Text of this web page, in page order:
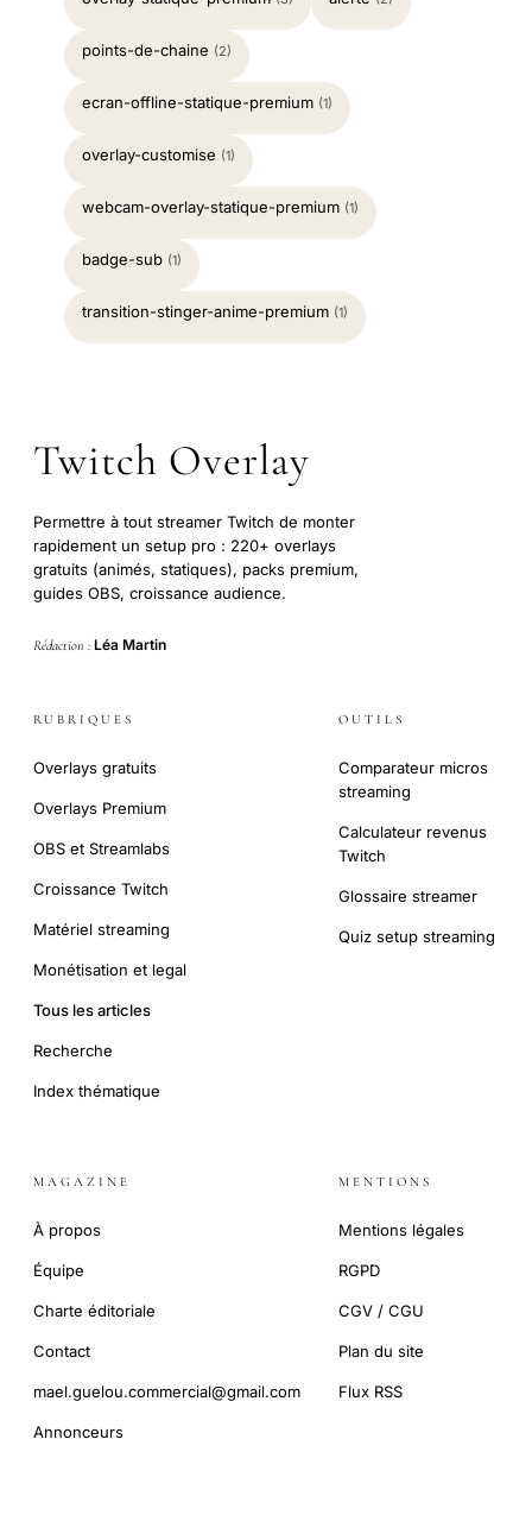
points-de-chaine (2)
ecran-offline-statique-premium (1)
overlay-customise (1)
webcam-overlay-statique-premium (1)
badge-sub (1)
transition-stinger-anime-premium (1)
Twitch Overlay
Permettre à tout streamer Twitch de monter
rapidement un setup pro : 220+ overlays
gratuits (animés, statiques), packs premium,
guides OBS, croissance audience.
Rédaction : Léa Martin
RUBRIQUES
Overlays gratuits
Overlays Premium
OBS et Streamlabs
Croissance Twitch
Matériel streaming
Monétisation et legal
Tous les articles
Recherche
Index thématique
OUTILS
Comparateur micros
streaming
Calculateur revenus
Twitch
Glossaire streamer
Quiz setup streaming
MAGAZINE
À propos
Équipe
Charte éditoriale
Contact
mael.guelou.commercial@gmail.com
Annonceurs
MENTIONS
Mentions légales
RGPD
CGV / CGU
Plan du site
Flux RSS